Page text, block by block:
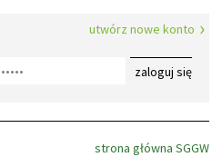
utwórz nowe konto
zaloguj się
strona główna SGGW